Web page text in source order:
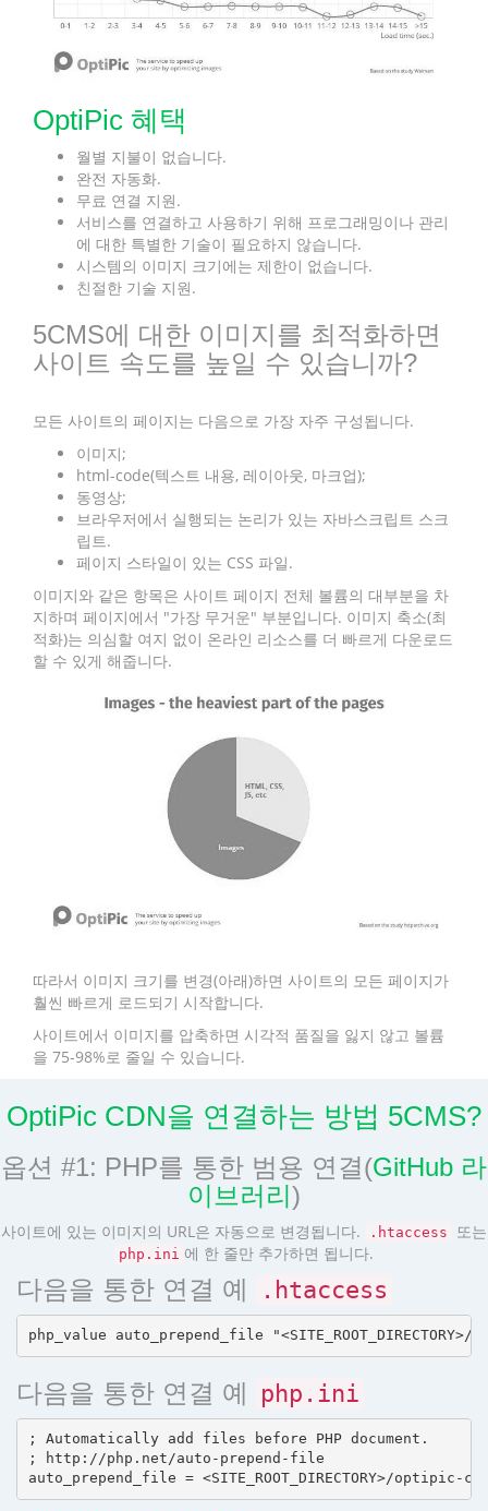
OptiPic 혜택
월별 지불이 없습니다.
완전 자동화.
무료 연결 지원.
서비스를 연결하고 사용하기 위해 프로그래밍이나 관리
에 대한 특별한 기술이 필요하지 않습니다.
시스템의 이미지 크기에는 제한이 없습니다.
친절한 기술 지원.
5CMS에 대한 이미지를 최적화하면
사이트 속도를 높일 수 있습니까?
모든 사이트의 페이지는 다음으로 가장 자주 구성됩니다.
이미지;
html-code(텍스트 내용, 레이아웃, 마크업);
동영상;
브라우저에서 실행되는 논리가 있는 자바스크립트 스크
립트.
페이지 스타일이 있는 CSS 파일.
이미지와 같은 항목은 사이트 페이지 전체 볼륨의 대부분을 차
지하며 페이지에서 "가장 무거운" 부분입니다. 이미지 축소(최
적화)는 의심할 여지 없이 온라인 리소스를 더 빠르게 다운로드
할 수 있게 해줍니다.
따라서 이미지 크기를 변경(아래)하면 사이트의 모든 페이지가
훨씬 빠르게 로드되기 시작합니다.
사이트에서 이미지를 압축하면 시각적 품질을 잃지 않고 볼륨
을 75-98%로 줄일 수 있습니다.
OptiPic CDN을 연결하는 방법 5CMS?
옵션 #1: PHP를 통한 범용 연결(GitHub 라
이브러리)
사이트에 있는 이미지의 URL은 자동으로 변경됩니다. .htaccess 또는
php.ini 에 한 줄만 추가하면 됩니다.
다음을 통한 연결 예 .htaccess
다음을 통한 연결 예 php.ini
; Automatically add files before PHP document.
; http://php.net/auto-prepend-file